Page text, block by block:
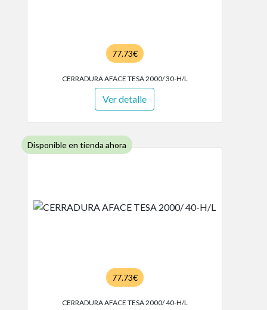
77.73€
CERRADURA AFACE TESA 2000/ 30-H/L
Ver detalle
Disponible en tienda ahora
77.73€
CERRADURA AFACE TESA 2000/ 40-H/L